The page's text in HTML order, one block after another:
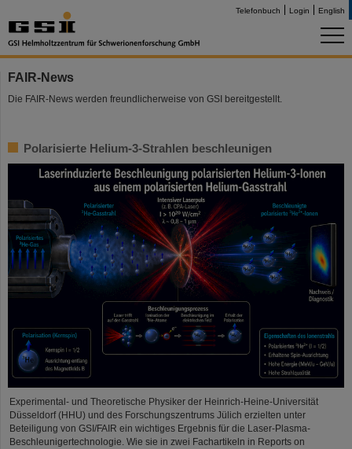
Telefonbuch Login English
FAIR-News
Die FAIR-News werden freundlicherweise von GSI bereitgestellt.
Polarisierte Helium-3-Strahlen beschleunigen
Experimental- und Theoretische Physiker der Heinrich-Heine-Universität
Düsseldorf (HHU) und des Forschungszentrums Jülich erzielten unter
Beteiligung von GSI/FAIR ein wichtiges Ergebnis für die Laser-Plasma-
Beschleunigertechnologie. Wie sie in zwei Fachartikeln in Reports on